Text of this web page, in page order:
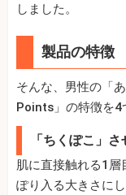
しました。
製品の特徴
そんな、男性の「
Points」の特徴を4
「ちくぽこ」
肌に直接触れる1層
ぽり入る大きさにし